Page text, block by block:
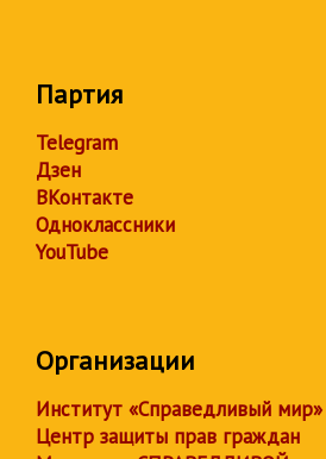
Партия
Telegram
Дзен
ВКонтакте
Одноклассники
YouTube
Организации
Институт «Справедливый мир»
Центр защиты прав граждан